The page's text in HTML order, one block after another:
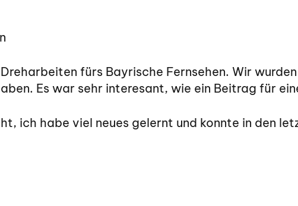
fürs Bayrische Fernsehen. Wir
Es war sehr interesant, wie ein Beitrag für
ich habe viel neues gelernt und konnte in den